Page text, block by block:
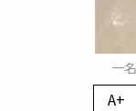
一
A+